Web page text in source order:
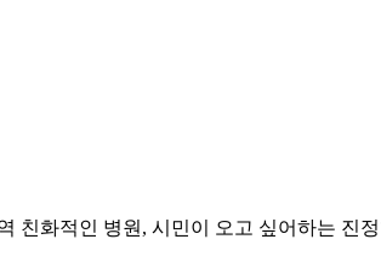
친화적인 병원, 시민이 오고 싶어하는 진정